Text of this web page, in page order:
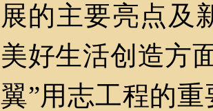
展的主要亮点及
美好生活创造方
翼”用志工程的